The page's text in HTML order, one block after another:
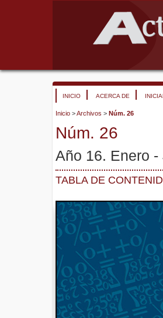
INICIO ACERCA DE
Inicio >Archivos > Núm. 26
Núm. 26
Año 16. Enero -
TABLA DE